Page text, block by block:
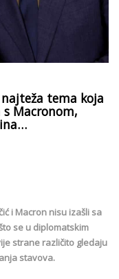
tema koja
Macronom,
i Macron nisu izašli sa
se u diplomatskim
strane različito gledaju
stavova.